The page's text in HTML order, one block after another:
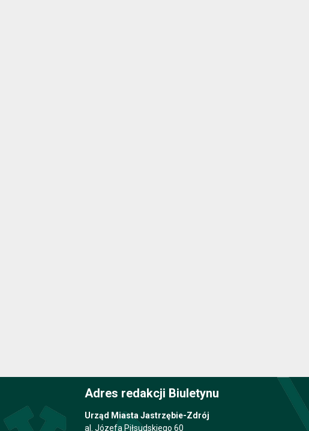
Adres redakcji Biuletynu
Urząd Miasta Jastrzębie-Zdrój
al. Józefa Piłsudskiego 60